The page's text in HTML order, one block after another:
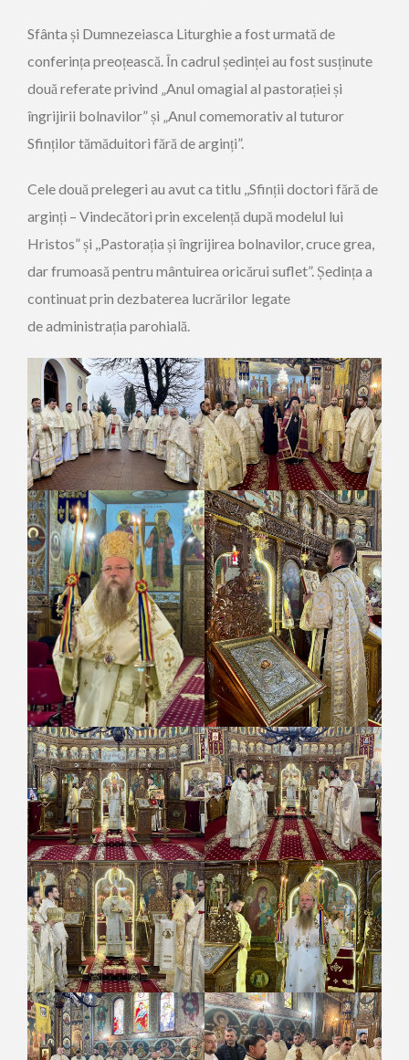
Sfânta și Dumnezeiasca Liturghie a fost urmată de
conferința preoțească. În cadrul ședinței au fost susținute
două referate privind „Anul omagial al pastorației și
îngrijirii bolnavilor” și „Anul comemorativ al tuturor
Sfinților tămăduitori fără de arginți”.
Cele două prelegeri au avut ca titlu ,,Sfinții doctori fără de
arginți – Vindecători prin excelență după modelul lui
Hristos” și ,,Pastorația și îngrijirea bolnavilor, cruce grea,
dar frumoasă pentru mântuirea oricărui suflet”. Ședința a
continuat prin dezbaterea lucrărilor legate
de administrația parohială.